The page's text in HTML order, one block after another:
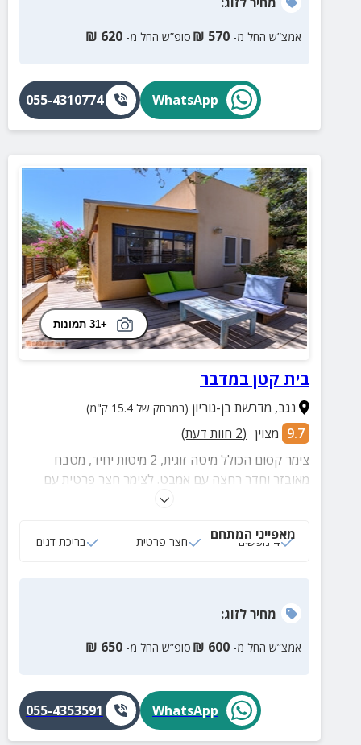
שילוב מושלם של רוגע, פרטיות וחוויה זוגית מיוחדת
אמצ”ש החל מ- 570
₪ סופ”ש החל מ- 620
₪
WhatsApp
055-4310774
+31 תמונות
בית קטן במדבר
נגב, מדרשת בן-גוריון (במרחק של 15.4 ק"מ)
9.7 מצוין (
2 חוות דעת)
צימר קסום הכולל מיטה זוגית, 2 מיטות יחיד, מטבח
מאובזר וחדר רחצה עם אמבט. לצימר חצר פרטית עם
בריכת דגים, ספסלים וערסל.
מאפייני המתחם
4 נופשים חצר פרטית בריכת דגים
מחירלזוג:
אמצ”ש החל מ- 600
₪ סופ”ש החל מ- 650
₪
WhatsApp
055-4353591